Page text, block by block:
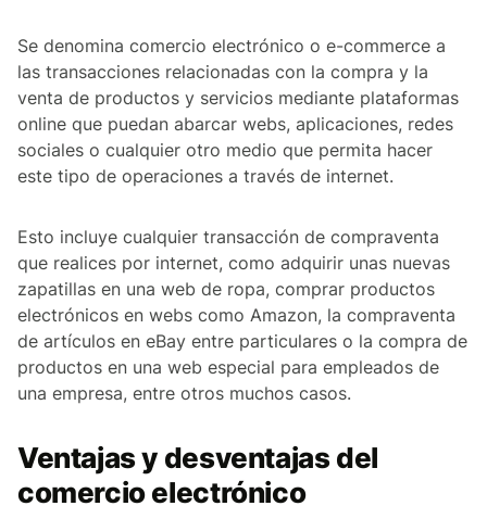
Se denomina comercio electrónico o e-commerce a
las transacciones relacionadas con la compra y la
venta de productos y servicios mediante plataformas
online que puedan abarcar webs, aplicaciones, redes
sociales o cualquier otro medio que permita hacer
este tipo de operaciones a través de internet.
Esto incluye cualquier transacción de compraventa
que realices por internet, como adquirir unas nuevas
zapatillas en una web de ropa, comprar productos
electrónicos en webs como Amazon, la compraventa
de artículos en eBay entre particulares o la compra de
productos en una web especial para empleados de
una empresa, entre otros muchos casos.
Ventajas y desventajas del
comercio electrónico